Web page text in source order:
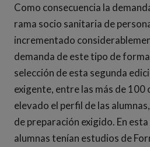
Como consecuencia la
rama socio sanitaria de
incrementado
demanda de este tipo de
selección de esta segunda
exigente, entre las más de 100
elevado el perfil de las
de preparación exigido. En
alumnas tenían estudios de